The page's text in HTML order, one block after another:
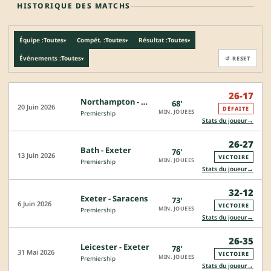
HISTORIQUE DES MATCHS
Équipe :Toutes▾ Compét. :Toutes▾ Résultat :Toutes▾
Événements :Toutes▾ ↺ RESET
20 Juin 2026 Northampton - Exeter CJ
Premiership
68'
MIN. JOUEES
26-17
DÉFAITE
Stats du joueur→
13 Juin 2026 Bath - Exeter
Premiership
76'
MIN. JOUEES
26-27
VICTOIRE
Stats du joueur→
6 Juin 2026 Exeter - Saracens
Premiership
73'
MIN. JOUEES
32-12
VICTOIRE
Stats du joueur→
31 Mai 2026 Leicester - Exeter
Premiership
78'
MIN. JOUEES
26-35
VICTOIRE
Stats du joueur→